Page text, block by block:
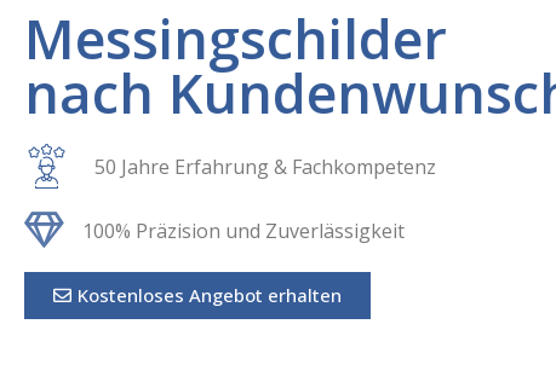
Messingschilder
nach
50 Jahre Erfahrung & Fachkompetenz
100% Präzision und Zuverlässigkeit
Kostenloses Angebot erhalten